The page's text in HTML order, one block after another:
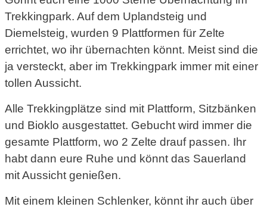
Trekkingpark. Auf dem Uplandsteig und
Diemelsteig, wurden 9 Plattformen für Zelte
errichtet, wo ihr übernachten könnt. Meist sind die
ja versteckt, aber im Trekkingpark immer mit einer
tollen Aussicht.
Alle Trekkingplätze sind mit Plattform, Sitzbänken
und Bioklo ausgestattet. Gebucht wird immer die
gesamte Plattform, wo 2 Zelte drauf passen. Ihr
habt dann eure Ruhe und könnt das Sauerland
mit Aussicht genießen.
Mit einem kleinen Schlenker, könnt ihr auch über